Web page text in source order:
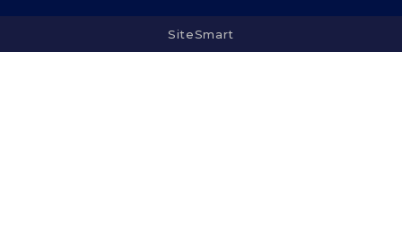
SiteSmart